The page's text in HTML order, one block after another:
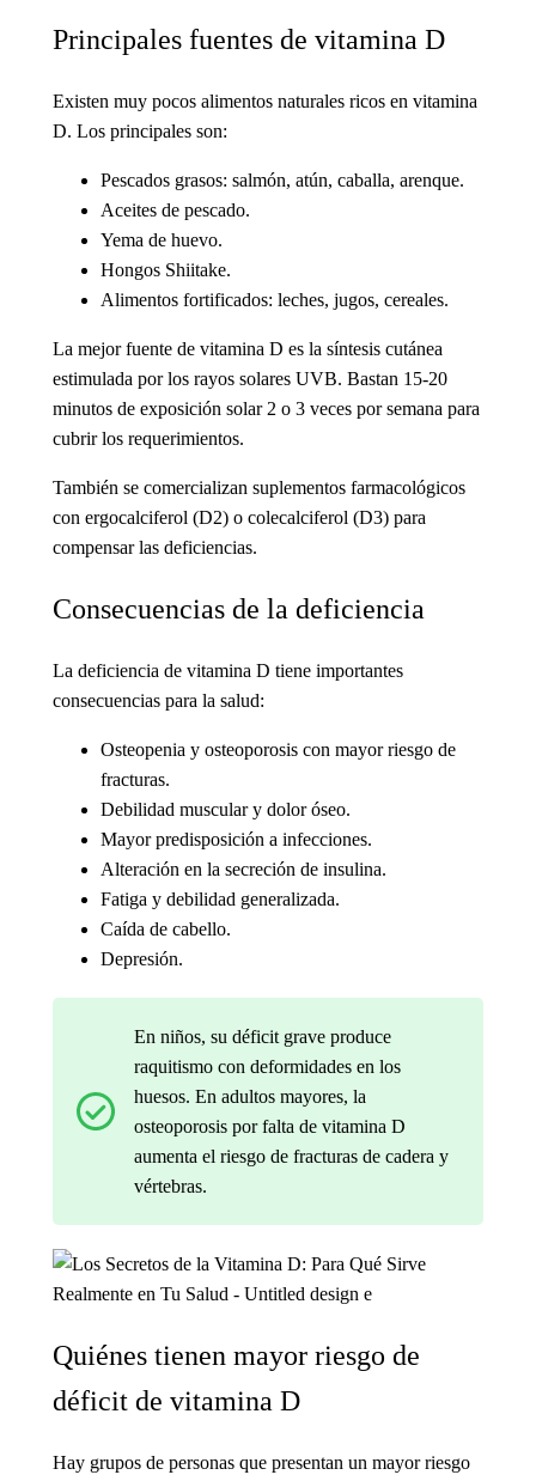
Principales fuentes de vitamina D
Existen muy pocos alimentos naturales ricos en vitamina
D. Los principales son:
Pescados grasos: salmón, atún, caballa, arenque.
Aceites de pescado.
Yema de huevo.
Hongos Shiitake.
Alimentos fortificados: leches, jugos, cereales.
La mejor fuente de vitamina D es la síntesis cutánea
estimulada por los rayos solares UVB. Bastan 15-20
minutos de exposición solar 2 o 3 veces por semana para
cubrir los requerimientos.
También se comercializan suplementos farmacológicos
con ergocalciferol (D2) o colecalciferol (D3) para
compensar las deficiencias.
Consecuencias de la deficiencia
La deficiencia de vitamina D tiene importantes
consecuencias para la salud:
Osteopenia y osteoporosis con mayor riesgo de
fracturas.
Debilidad muscular y dolor óseo.
Mayor predisposición a infecciones.
Alteración en la secreción de insulina.
Fatiga y debilidad generalizada.
Caída de cabello.
Depresión.
En niños, su déficit grave produce
raquitismo con deformidades en los
huesos. En adultos mayores, la
osteoporosis por falta de vitamina D
aumenta el riesgo de fracturas de cadera y
vértebras.
Quiénes tienen mayor riesgo de
déficit de vitamina D
Hay grupos de personas que presentan un mayor riesgo